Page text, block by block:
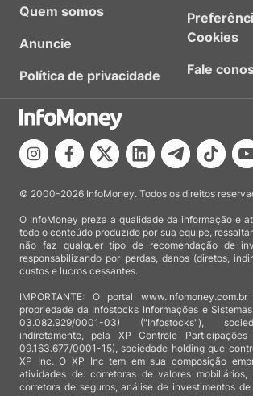
Quem somos
Anuncie
Política de privacidade
Cookies
Fale
© 2000-2026 InfoMoney. Todos os direitos
O InfoMoney preza a qualidade da informação e
todo o conteúdo produzido por sua equipe,
não faz qualquer tipo de recomendação de
responsabilizando por perdas, danos (diretos,
custos e lucros cessantes.
IMPORTANTE: O portal
propriedade da Infostocks Informações e
03.082.929/0001-03) ("Infostocks"),
indiretamente, pela XP Controle
09.163.677/0001-15), sociedade holding que
XP Inc. O XP Inc tem em sua composição
atividades de: corretoras de valores mobiliários,
corretora de seguros, análise de investimentos